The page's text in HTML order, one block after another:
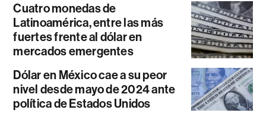
Cuatro monedas de
Latinoamérica, entre las más
fuertes frente al dólar en
mercados emergentes
Dólar en México cae a su peor
nivel desde mayo de 2024 ante
política de Estados Unidos